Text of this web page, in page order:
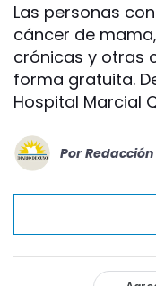
Las personas
cáncer de
crónicas y otras
forma gratuita.
Hospital Marcial
Por